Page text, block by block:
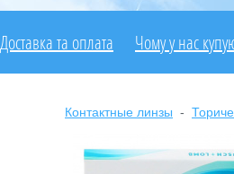
Доставка та оплата Чому у нас
Контактные линзы -